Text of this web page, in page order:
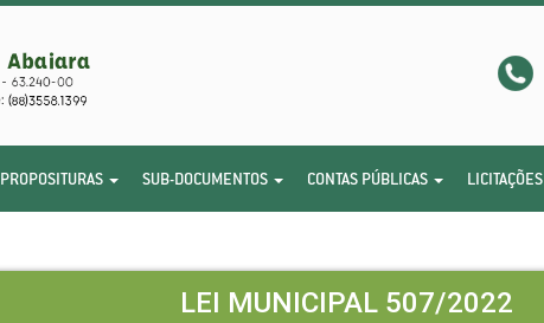
PROPOSITURAS SUB-DOCUMENTOS CONTAS PÚBLICAS LICITAÇÕES
LEI MUNICIPAL 507/2022